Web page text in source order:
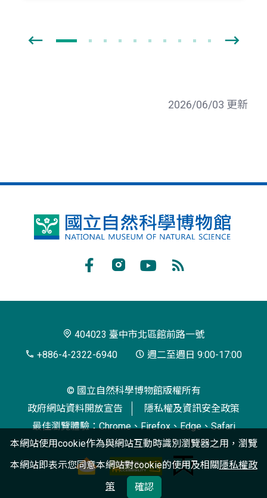
2026/06/03 更新
國
博
閱
404023 臺中市北區館前路一號
+886-4-2322-6940
週二至週日 9:00-17:00
© 國立自然科學博物館版權所有
政府網站資料開放宣告
隱私權及資訊安全政策
最佳瀏覽體驗：Chrome、Firefox、Edge、Safari
本網站使用cookie作為與網站互動時識別瀏覽器之用，瀏覽
本網站即表示您同意本網站對cookie的使用及相關隱私權政
策
確認